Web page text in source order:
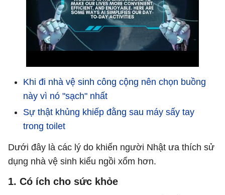
Khi đi nhà vệ sinh công cộng nên chọn buồng
này vì nó "sạch" nhất
Sự thật khủng khiếp đằng sau máy sấy tay
trong toilet
Dưới đây là các lý do khiến người Nhật ưa thích sử
dụng nhà vệ sinh kiểu ngồi xổm hơn.
1. Có ích cho sức khỏe